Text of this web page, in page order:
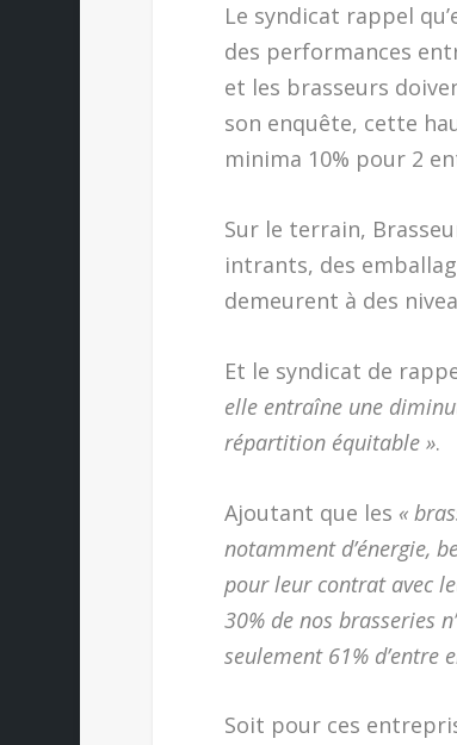
Le syndicat rappel
des performances
et les brasseurs
son enquête, cette
minima 10% pour 2
Sur le terrain,
intrants, des
demeurent à des
Et le syndicat de
elle entraîne une
répartition équitable ».
Ajoutant que les «
notamment d’énergie,
pour leur contrat avec
30% de nos brasseries
seulement 61% d’entre
Soit pour ces